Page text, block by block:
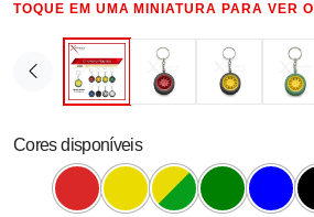
TOQUE EM UMA MINIATURA PARA VER
Cores disponíveis